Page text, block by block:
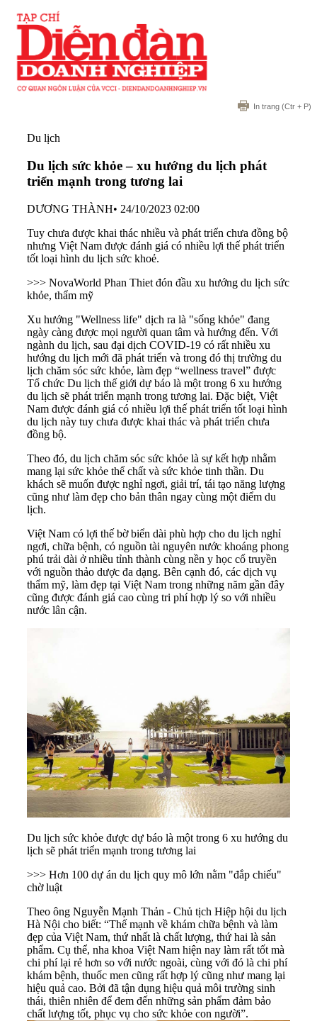
In trang (Ctr + P)
Du lịch
Du lịch sức khỏe – xu hướng du lịch phát
triển mạnh trong tương lai
DƯƠNG THÀNH• 24/10/2023 02:00
Tuy chưa được khai thác nhiều và phát triển chưa đồng bộ
nhưng Việt Nam được đánh giá có nhiều lợi thế phát triển
tốt loại hình du lịch sức khoẻ.
>>> NovaWorld Phan Thiet đón đầu xu hướng du lịch sức
khỏe, thẩm mỹ
Xu hướng "Wellness life" dịch ra là "sống khỏe" đang
ngày càng được mọi người quan tâm và hướng đến. Với
ngành du lịch, sau đại dịch COVID-19 có rất nhiều xu
hướng du lịch mới đã phát triển và trong đó thị trường du
lịch chăm sóc sức khỏe, làm đẹp “wellness travel” được
Tổ chức Du lịch thế giới dự báo là một trong 6 xu hướng
du lịch sẽ phát triển mạnh trong tương lai. Đặc biệt, Việt
Nam được đánh giá có nhiều lợi thế phát triển tốt loại hình
du lịch này tuy chưa được khai thác và phát triển chưa
đồng bộ.
Theo đó, du lịch chăm sóc sức khỏe là sự kết hợp nhằm
mang lại sức khỏe thể chất và sức khỏe tinh thần. Du
khách sẽ muốn được nghỉ ngơi, giải trí, tái tạo năng lượng
cũng như làm đẹp cho bản thân ngay cùng một điểm du
lịch.
Việt Nam có lợi thế bờ biển dài phù hợp cho du lịch nghỉ
ngơi, chữa bệnh, có nguồn tài nguyên nước khoáng phong
phú trải dài ở nhiều tỉnh thành cùng nền y học cổ truyền
với nguồn thảo dược đa dạng. Bên cạnh đó, các dịch vụ
thẩm mỹ, làm đẹp tại Việt Nam trong những năm gần đây
cũng được đánh giá cao cùng tri phí hợp lý so với nhiều
nước lân cận.
Du lịch sức khỏe được dự báo là một trong 6 xu hướng du
lịch sẽ phát triển mạnh trong tương lai
>>> Hơn 100 dự án du lịch quy mô lớn nằm "đắp chiếu"
chờ luật
Theo ông Nguyễn Mạnh Thản - Chủ tịch Hiệp hội du lịch
Hà Nội cho biết: “Thế mạnh về khám chữa bệnh và làm
đẹp của Việt Nam, thứ nhất là chất lượng, thứ hai là sản
phẩm. Cụ thể, nha khoa Việt Nam hiện nay làm rất tốt mà
chi phí lại rẻ hơn so với nước ngoài, cùng với đó là chi phí
khám bệnh, thuốc men cũng rất hợp lý cũng như mang lại
hiệu quả cao. Bởi đã tận dụng hiệu quả môi trường sinh
thái, thiên nhiên để đem đến những sản phẩm đảm bảo
chất lượng tốt, phục vụ cho sức khỏe con người”.